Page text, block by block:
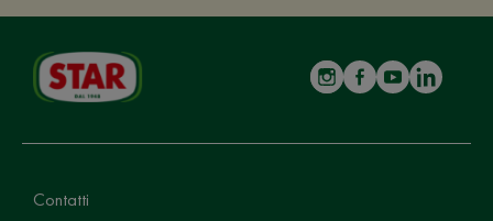
Contatti